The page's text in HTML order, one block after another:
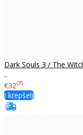
Dark Souls 3 / The
..
€3205
Į krepšelį